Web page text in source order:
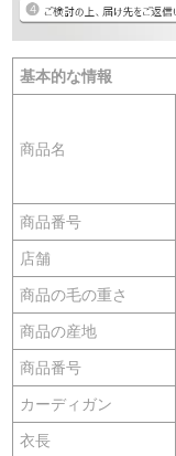
基本的な情報
商品名
商品番号
店舗
商品の毛の重さ
商品の産地
商品番号
カーディガン
衣長